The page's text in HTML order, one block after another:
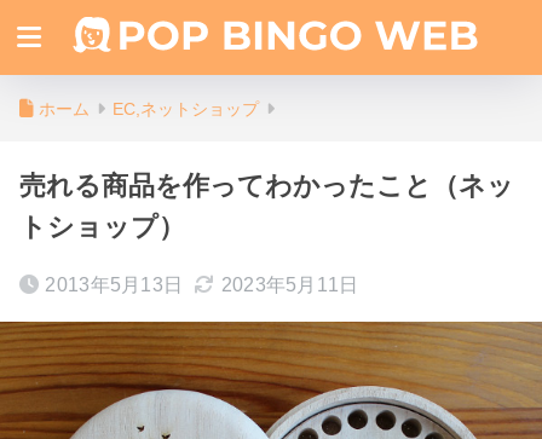
ホーム EC,ネットショップ
売れる商品を作ってわかったこと（ネッ
トショップ）
2013年5月13日 2023年5月11日